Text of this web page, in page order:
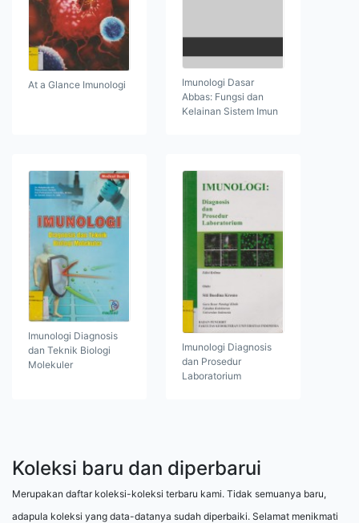
At a Glance Imunologi
Imunologi Dasar
Abbas: Fungsi dan
Kelainan Sistem Imun
Imunologi Diagnosis
dan Teknik Biologi
Molekuler
Imunologi Diagnosis
dan Prosedur
Laboratorium
Koleksi baru dan diperbarui
Merupakan daftar koleksi-koleksi terbaru kami. Tidak semuanya baru,
adapula koleksi yang data-datanya sudah diperbaiki. Selamat menikmati